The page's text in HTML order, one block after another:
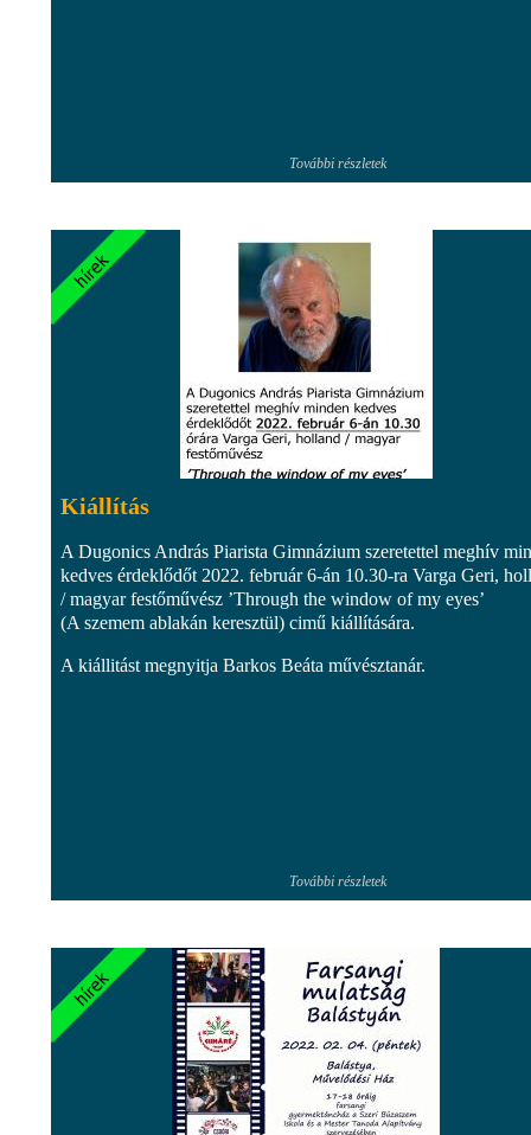
További részletek
Kiállítás
A Dugonics András Piarista Gimnázium szeretettel meghív
kedves érdeklődőt 2022. február 6-án 10.30-ra Varga Geri,
/ magyar festőművész ’Through the window of my eyes’
(A szemem ablakán keresztül) cimű kiállítására.
A kiállitást megnyitja Barkos Beáta művésztanár.
További részletek